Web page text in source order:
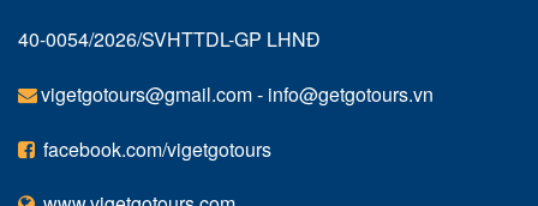
40-0054/2026/SVHTTDL-GP LHNĐ
vigetgotours@gmail.com- info@getgotours.vn
facebook.com/vigetgotours